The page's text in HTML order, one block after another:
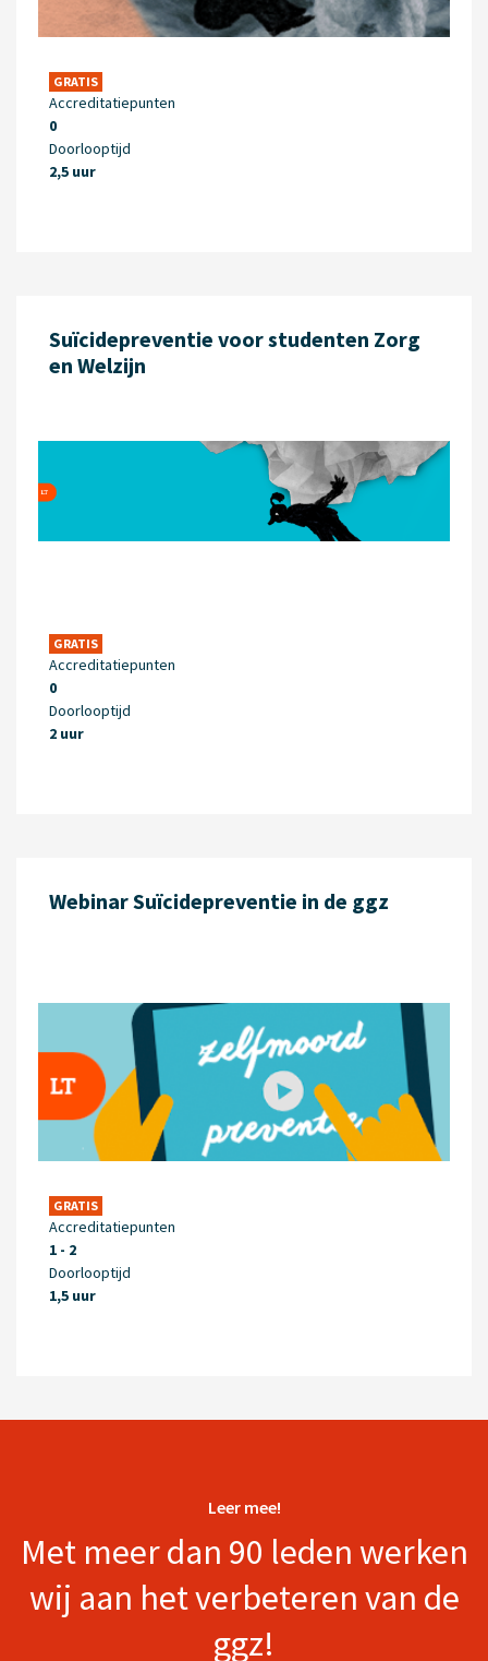
GRATIS
Accreditatiepunten
0
Doorlooptijd
2,5 uur
Suïcidepreventie voor studenten Zorg
en Welzijn
GRATIS
Accreditatiepunten
0
Doorlooptijd
2 uur
Webinar Suïcidepreventie in de ggz
GRATIS
Accreditatiepunten
1 - 2
Doorlooptijd
1,5 uur
Leer mee!
Met meer dan 90 leden werken
wij aan het verbeteren van de
ggz!